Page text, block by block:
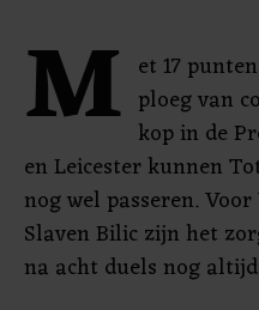
M et 17
ploeg van
kop in de
en Leicester kunnen
nog wel passeren.
Slaven Bilic zijn het
na acht duels nog